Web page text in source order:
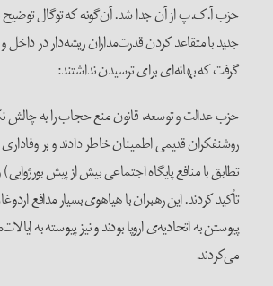
حزب آ.ک.پ از آن جدا شد. آن‌گونه که توگال
جدید با متقاعد کردن قدرت‌مداران ریشه‌دار در
گرفت که بهانه‌ای برای ترسیدن نداشتند:
حزب عدالت و توسعه، قانون منع حجاب را به چالش
روشنفکران قدیمی اطمینان خاطر دادند و بر وفاداری
تطابق با منافع پایگاه اجتماعی بیش از پیش
تأکید کردند. این رهبران با هیاهوی بسیار مدافع
پیوستن به اتحادیه‌ی اروپا بودند و نیز پیوسته به
می‌کردند.